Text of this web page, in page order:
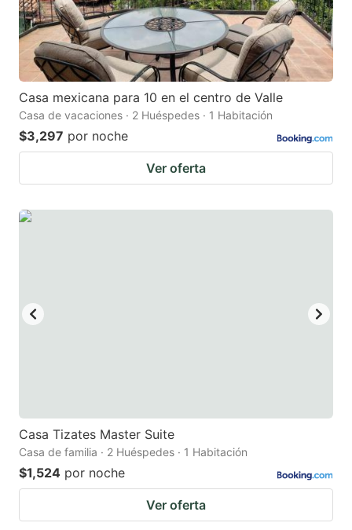
Casa mexicana para 10 en el centro de Valle
Casa de vacaciones · 2 Huéspedes · 1 Habitación
$3,297 por noche
Ver oferta
Casa Tizates Master Suite
Casa de familia · 2 Huéspedes · 1 Habitación
$1,524 por noche
Ver oferta